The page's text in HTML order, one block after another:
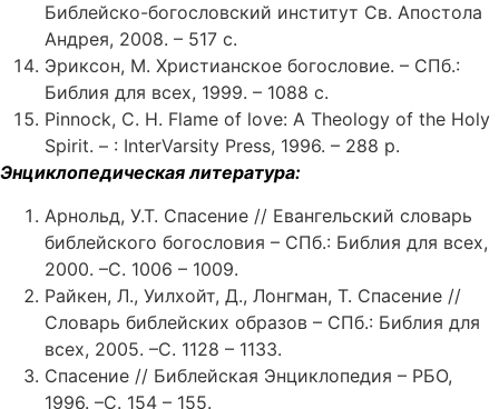
Библейско-богословский институт Св. Апостола
Андрея, 2008. – 517 с.
Эриксон, М. Христианское богословие. – СПб.:
Библия для всех, 1999. – 1088 с.
Pinnock, C. H. Flame of love: A Theology of the Holy
Spirit. – : InterVarsity Press, 1996. – 288 p.
Энциклопедическая литература:
Арнольд, У.Т. Спасение // Евангельский словарь
библейского богословия – СПб.: Библия для всех,
2000. –С. 1006 – 1009.
Райкен, Л., Уилхойт, Д., Лонгман, Т. Спасение //
Словарь библейских образов – СПб.: Библия для
всех, 2005. –С. 1128 – 1133.
Спасение // Библейская Энциклопедия – РБО,
1996. –С. 154 – 155.